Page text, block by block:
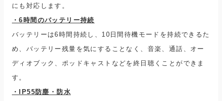
にも対応します。
・6時間のバッテリー持続
バッテリーは6時間持続し、10日間待機モードを持続できるた
め、バッテリー残量を気にすることなく、音楽、通話、オー
ディオブック、ポッドキャストなどを終日聴くことができま
す。
・IP55防塵・防水